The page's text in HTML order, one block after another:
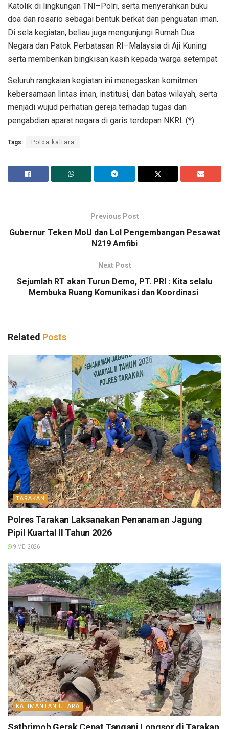
Katolik di lingkungan TNI–Polri, serta menyerahkan buku
doa dan rosario sebagai bentuk berkat dan penguatan iman.
Di sela kegiatan, beliau juga mengunjungi Rumah Dua
Negara dan Patok Perbatasan RI–Malaysia di Aji Kuning
serta memberikan bingkisan kasih kepada warga setempat.
Seluruh rangkaian kegiatan ini menegaskan komitmen
kebersamaan lintas iman, institusi, dan batas wilayah, serta
menjadi wujud perhatian gereja terhadap tugas dan
pengabdian aparat negara di garis terdepan NKRI. (*)
Tags: Polda kaltara
Previous Post
Gubernur Teken MoU dan LoI Pengembangan Pesawat
N219 Amfibi
Next Post
Sejumlah RT akan Turun Demo, PT. PRI : Kita selalu
Membuka Ruang Komunikasi dan Koordinasi
Related Posts
TARAKAN
Polres Tarakan Laksanakan Penanaman Jagung
Pipil Kuartal II Tahun 2026
9 MEI 2026
KALIMANTAN UTARA